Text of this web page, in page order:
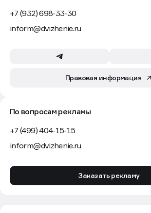
+7 (932) 698-33-30
inform@dvizhenie.ru
Правовая информация
По вопросам рекламы
+7 (499) 404-15-15
inform@dvizhenie.ru
Заказать рекламу